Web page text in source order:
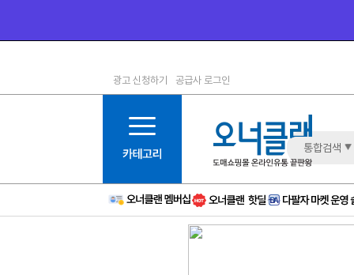
1등급
6등급
11등급
12등급
15등급
16등급
광고 신청하기 공급사 로그인
통합검색